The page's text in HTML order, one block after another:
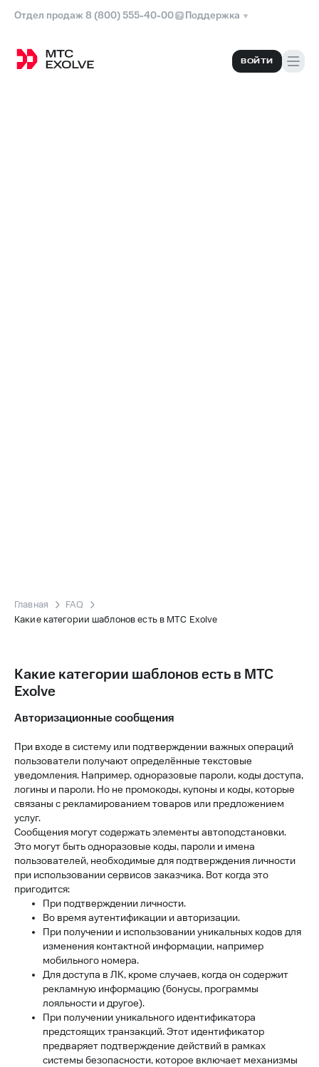
Отдел продаж 8 (800) 555-40-00 Поддержка
ВОЙТИ
Главная
FAQ
Какие категории шаблонов есть в МТС Exolve
Какие категории шаблонов есть в МТС
Exolve
Авторизационные сообщения
При входе в систему или подтверждении важных операций
пользователи получают определённые текстовые
уведомления. Например, одноразовые пароли, коды доступа,
логины и пароли. Но не промокоды, купоны и коды, которые
связаны с рекламированием товаров или предложением
услуг.
Сообщения могут содержать элементы автоподстановки.
Это могут быть одноразовые коды, пароли и имена
пользователей, необходимые для подтверждения личности
при использовании сервисов заказчика. Вот когда это
пригодится:
При подтверждении личности.
Во время аутентификации и авторизации.
При получении и использовании уникальных кодов для
изменения контактной информации, например
мобильного номера.
Для доступа в ЛК, кроме случаев, когда он содержит
рекламную информацию (бонусы, программы
лояльности и другое).
При получении уникального идентификатора
предстоящих транзакций. Этот идентификатор
предваряет подтверждение действий в рамках
системы безопасности, которое включает механизмы